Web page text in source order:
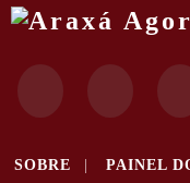
SOBRE PAINEL